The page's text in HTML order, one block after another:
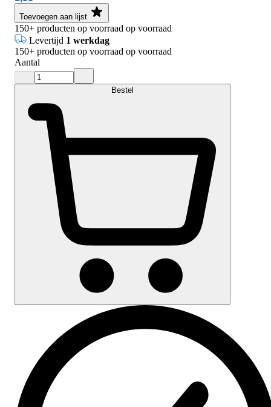
Toevoegen aan lijst
150+ producten op voorraad op voorraad
Levertijd 1 werkdag
150+ producten op voorraad op voorraad
Aantal
Bestel